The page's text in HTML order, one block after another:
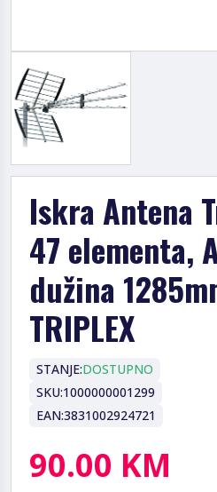
Iskra Antena
47 elementa,
dužina
TRIPLEX
STANJE:DOSTUPNO
SKU:1000000001299
EAN:3831002924721
90.00 KM